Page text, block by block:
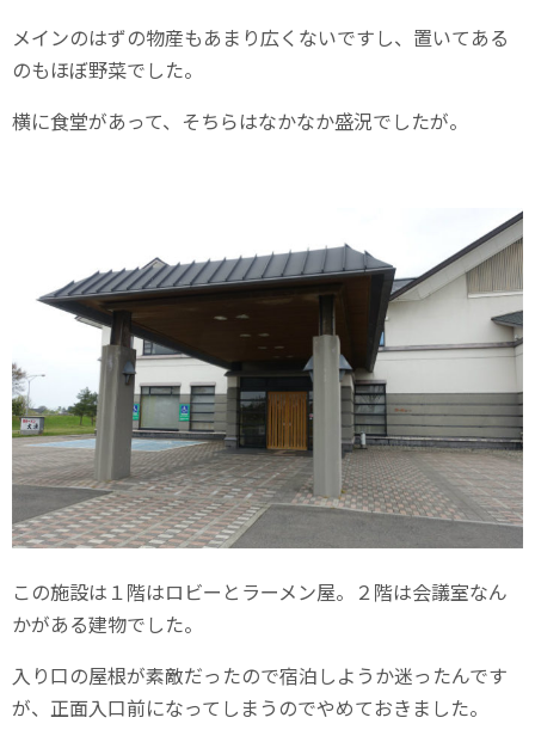
メインのはずの物産もあまり広くないですし、置いてある
のもほぼ野菜でした。
横に食堂があって、そちらはなかなか盛況でしたが。
この施設は１階はロビーとラーメン屋。２階は会議室なん
かがある建物でした。
入り口の屋根が素敵だったので宿泊しようか迷ったんです
が、正面入口前になってしまうのでやめておきました。